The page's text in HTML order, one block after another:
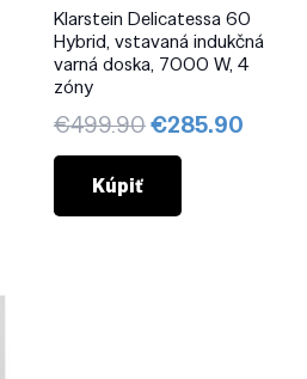
Aktuálna
€279.90.
Klarstein Delicatessa 60
Hybrid, vstavaná indukčná
varná doska, 7000 W, 4
zóny
€499.90Pôvodná
cena
€499.90.
€285.90
Kúpiť